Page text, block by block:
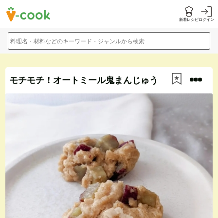
新着レシピログイン
料理名・材料などのキーワード・ジャンルから検索
モチモチ！オートミール鬼まんじゅう